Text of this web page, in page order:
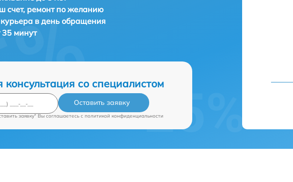
счет, ремонт по желанию
в день обращения
35 минут
консультация со специалистом
Оставить заявку
заявку" Вы соглашаетесь c политикой конфиденциальности